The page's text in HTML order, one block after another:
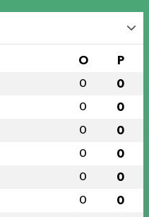
O P
0 0
0 0
0 0
0 0
0 0
0 0